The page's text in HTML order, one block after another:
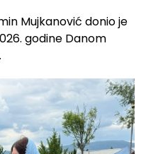
Mujkanović donio je
godine Danom